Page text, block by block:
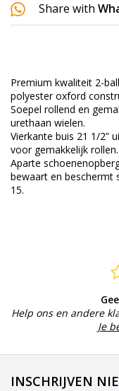
Share with
Premium kwaliteit 2-
polyester oxford
Soepel rollend en
urethaan wielen.
Vierkante buis 21 1/2”
voor gemakkelijk rollen.
Aparte
bewaart en beschermt
15.
Help ons en andere
Je
INSCHRIJVEN